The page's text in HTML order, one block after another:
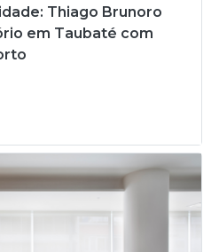
Thiago Brunoro
em Taubaté com